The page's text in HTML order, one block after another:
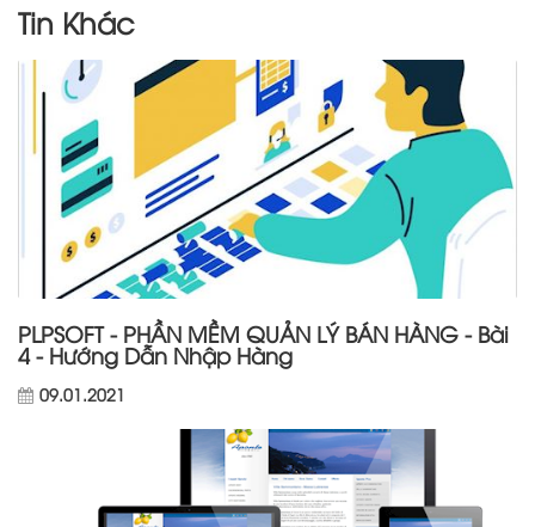
Tin Khác
PLPSOFT - PHẦN MỀM QUẢN LÝ BÁN HÀNG - Bài
4 - Hướng Dẫn Nhập Hàng
09.01.2021